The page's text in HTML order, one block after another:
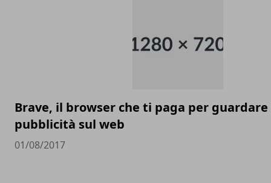
Brave, il browser che ti paga per guardare
pubblicità sul web
01/08/2017